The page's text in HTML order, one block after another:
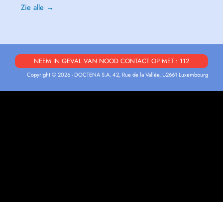
Zie alle →
NEEM IN GEVAL VAN NOOD CONTACT OP MET : 112
Copyright © 2026 - DOCTENA S.A. 42, Rue de la Vallée, L-2661 Luxembourg